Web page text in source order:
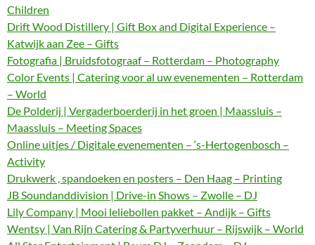
Children
Drift Wood Distillery | Gift Box and Digital Experience –
Katwijk aan Zee – Gifts
Fotografia | Bruidsfotograaf – Rotterdam – Photography
Color Events | Catering voor al uw evenementen – Rotterdam
– World
De Polderij | Vergaderboerderij in het groen | Maassluis –
Maassluis – Meeting Spaces
Online uitjes / Digitale evenementen – ‘s-Hertogenbosch –
Activity
Drukwerk , spandoeken en posters – Den Haag – Printing
JB Soundanddivision | Drive-in Shows – Zwolle – DJ
Lily Company | Mooi leliebollen pakket – Andijk – Gifts
Wentsy | Van Rijn Catering & Partyverhuur – Rijswijk – World